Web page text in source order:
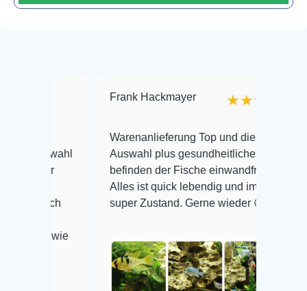
Frank Hackmayer ★★★★
Warenanlieferung Top und die
Auswahl plus gesundheitliches
befinden der Fische einwandfrei.
Alles ist quick lebendig und im
super Zustand. Gerne wieder 😃